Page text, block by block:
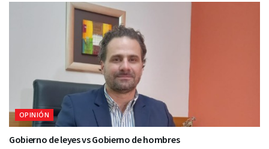
OPINIÓN
Gobierno de leyes vs Gobierno de hombres